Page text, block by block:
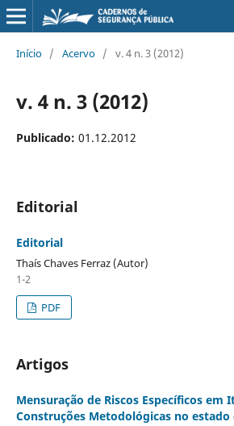
Início / Acervo / v. 4 n. 3 (2012)
v. 4 n. 3 (2012)
Publicado: 01.12.2012
Editorial
Editorial
Thaís Chaves Ferraz (Autor)
1-2
PDF
Artigos
Mensuração de Riscos Específicos em
Construções Metodológicas no estado